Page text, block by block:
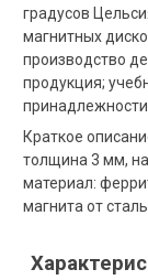
градусов
магнитных
производство
продукция;
принадлежности.
Краткое
толщина 3 мм,
материал:
магнита от